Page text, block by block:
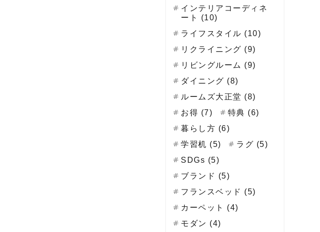
インテリアコーディネ
ート (10)
ライフスタイル (10)
リクライニング (9)
リビングルーム (9)
ダイニング (8)
ルームズ大正堂 (8)
お得 (7)
特典 (6)
暮らし方 (6)
学習机 (5)
ラグ (5)
SDGs (5)
ブランド (5)
フランスベッド (5)
カーペット (4)
モダン (4)